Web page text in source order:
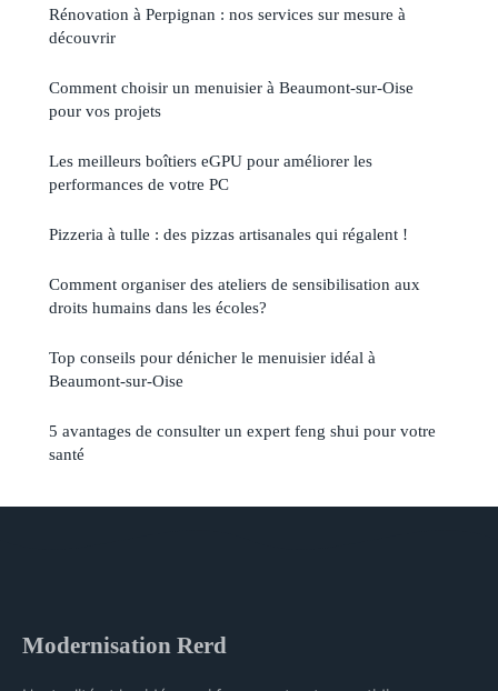
Rénovation à Perpignan : nos services sur mesure à
découvrir
Comment choisir un menuisier à Beaumont-sur-Oise
pour vos projets
Les meilleurs boîtiers eGPU pour améliorer les
performances de votre PC
Pizzeria à tulle : des pizzas artisanales qui régalent !
Comment organiser des ateliers de sensibilisation aux
droits humains dans les écoles?
Top conseils pour dénicher le menuisier idéal à
Beaumont-sur-Oise
5 avantages de consulter un expert feng shui pour votre
santé
Modernisation Rerd